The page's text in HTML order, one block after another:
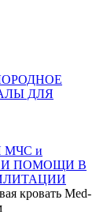
ДЛЯ
МЧС и
И ПОМОЩИ В
кровать Med-